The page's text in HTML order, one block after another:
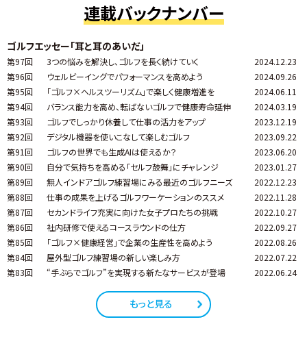
連載バックナンバー
ゴルフエッセー「耳と耳のあいだ」
第97回 3つの悩みを解決し、ゴルフを長く続けていく
2024.12.23
第96回
ウェルビーイングでパフォーマンスを高めよう
2024.09.26
第95回
「ゴルフ×ヘルスツーリズム」で楽しく健康増進を
2024.06.11
第94回
バランス能力を高め、転ばないゴルフで健康寿命延伸
2024.03.19
第93回
ゴルフでしっかり休養して仕事の活力をアップ
2023.12.19
第92回
デジタル機器を使いこなして楽しむゴルフ
2023.09.22
第91回
ゴルフの世界でも生成AIは使えるか？
2023.06.20
第90回
自分で気持ちを高める「セルフ鼓舞」にチャレンジ
2023.01.27
第89回
無人インドアゴルフ練習場にみる最近のゴルフニーズ
2022.12.23
第88回
仕事の成果を上げるゴルフワーケーションのススメ
2022.11.28
第87回
セカンドライフ充実に向けた女子プロたちの挑戦
2022.10.27
第86回
社内研修で使えるコースラウンドの仕方
2022.09.27
第85回
「ゴルフ×健康経営」で企業の生産性を高めよう
2022.08.26
第84回
屋外型ゴルフ練習場の新しい楽しみ方
2022.07.22
第83回
“手ぶらでゴルフ”を実現する新たなサービスが登場 2022.06.24
もっと見る